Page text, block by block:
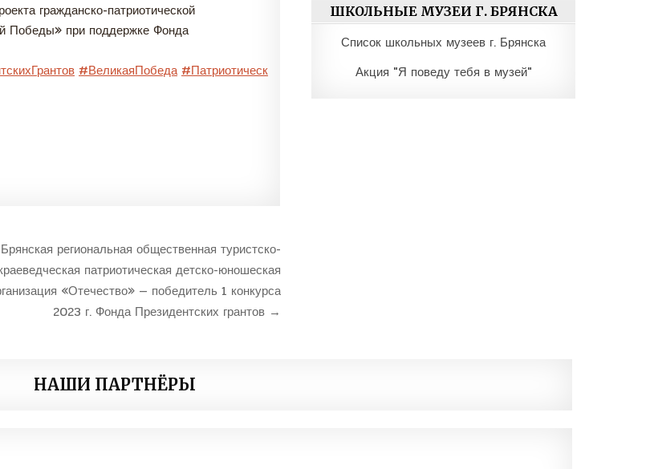
гражданско-патриотической
Победы» при поддержке Фонда
#ВеликаяПобеда #Патриотическ
Брянская региональная общественная туристско-
патриотическая детско-юношеская
«Отечество» — победитель 1 конкурса
2023 г. Фонда Президентских грантов →
ШКОЛЬНЫЕ МУЗЕИ Г. БРЯНСКА
Список школьных музеев г. Брянска
Акция "Я поведу тебя в музей"
НАШИ ПАРТНЁРЫ